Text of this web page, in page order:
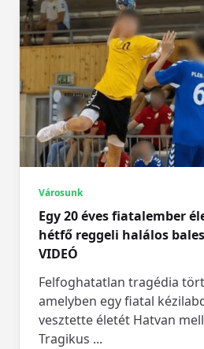
Városunk
Egy 20 éves fiatalember
hétfő reggeli halálos
VIDEÓ
Felfoghatatlan tragédia
amelyben egy fiatal
vesztette életét Hatvan
Tragikus ...